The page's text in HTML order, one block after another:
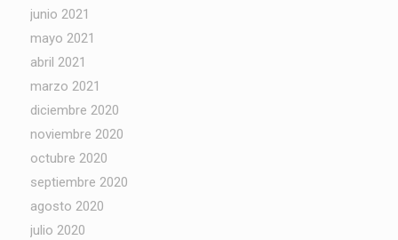
junio 2021
mayo 2021
abril 2021
marzo 2021
diciembre 2020
noviembre 2020
octubre 2020
septiembre 2020
agosto 2020
julio 2020